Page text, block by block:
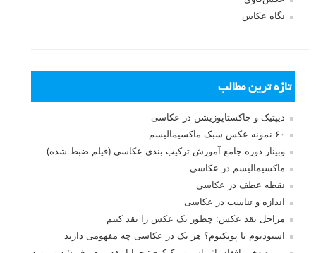
نگاه عکاس
تازه ترین مطالب
دیپتیک و جاکستا‌پوزیشن در عکاسی
۶۰ نمونه عکس سبک ماکسیمالیسم
وبینار دوره جامع آموزش ترکیب بندی عکاسی (فیلم ضبط شده)
ماکسیمالیسم در عکاسی
نقطه عطف در عکاسی
اندازه و تناسب در عکاسی
مراحل نقد عکس: چطور یک عکس را نقد کنیم
استودیوم یا پونکتوم؟ هر یک در عکاسی چه مفهومی دارند